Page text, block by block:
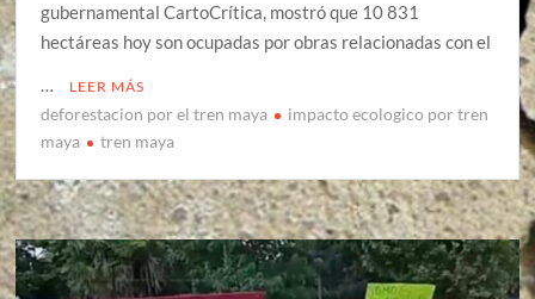
gubernamental CartoCrítica, mostró que 10 831
hectáreas hoy son ocupadas por obras relacionadas con el
…
LEER MÁS
deforestacion por el tren maya
impacto ecologico por tren
maya
tren maya